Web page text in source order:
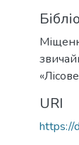
URI
https://